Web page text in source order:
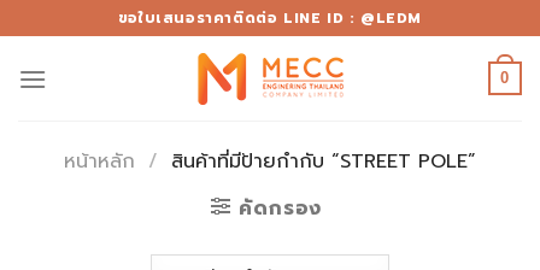
to
content
ขอใบเสนอราคาติดต่อ LINE ID : @LEDM
0
หน้าหลัก / สินค้าที่มีป้ายกำกับ “STREET POLE”
คัดกรอง